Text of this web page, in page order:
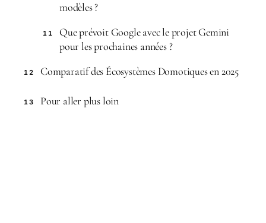
modèles ?
11
Que prévoit Google avec le projet Gemini
pour les prochaines années ?
12 Comparatif des Écosystèmes Domotiques en 2025
13 Pour aller plus loin